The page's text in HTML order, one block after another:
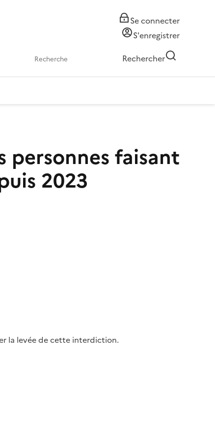
Se connecter
S'enregistrer
Rechercher
faisant
2023
la levée de cette interdiction.